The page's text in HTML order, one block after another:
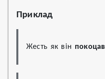
Приклад
Жесть як він покоцав